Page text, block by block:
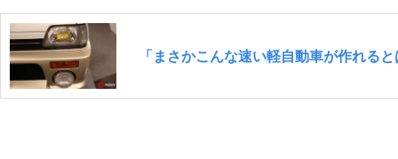
「まさかこんな速い軽自動車が作れる